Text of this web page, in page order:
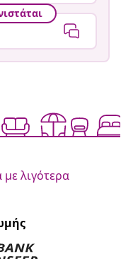
λιγότερα